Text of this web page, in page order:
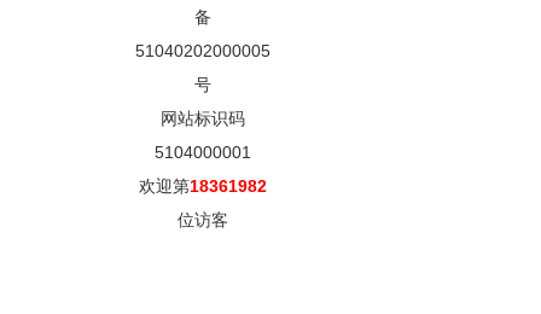
备
51040202000005
号
网站标识码
5104000001
欢迎第18361982
位访客